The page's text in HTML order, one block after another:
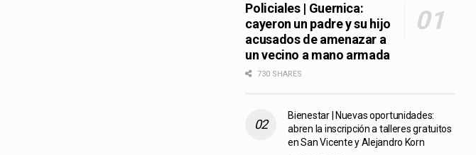
Policiales | Guernica:
cayeron un padre y su hijo
acusados de amenazar a
un vecino a mano armada
730 SHARES
Bienestar | Nuevas oportunidades:
abren la inscripción a talleres gratuitos
en San Vicente y Alejandro Korn